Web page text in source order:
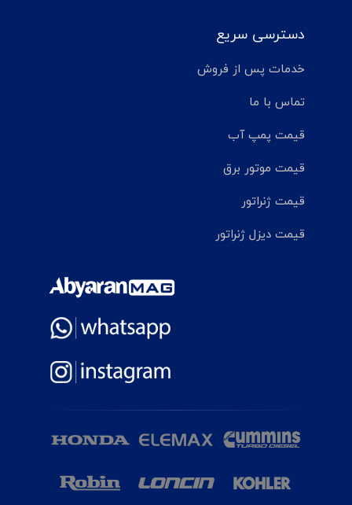
دسترسی سریع
خدمات پس از فروش
تماس با ما
قیمت پمپ آب
قیمت موتور برق
قیمت ژنراتور
قیمت دیزل ژنراتور